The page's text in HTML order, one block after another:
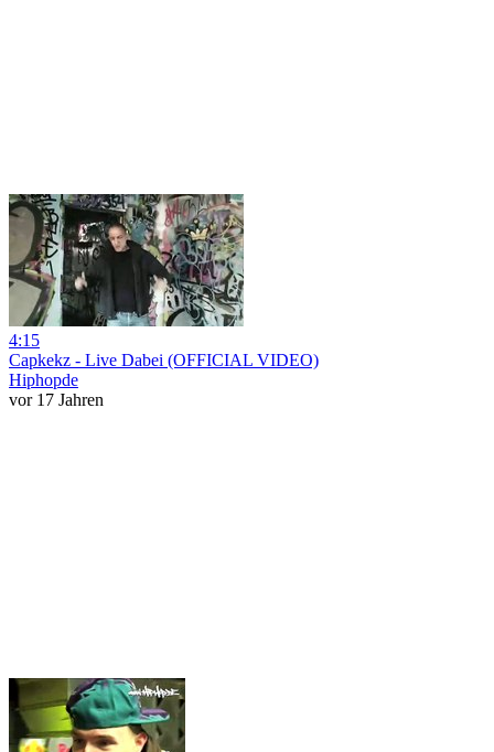
4:15
Capkekz - Live Dabei (OFFICIAL VIDEO)
Hiphopde
vor 17 Jahren